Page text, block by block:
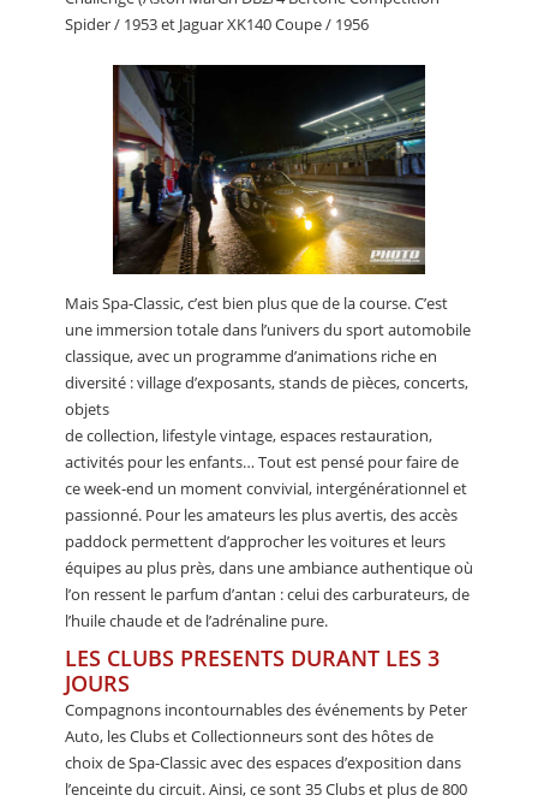
Spider / 1953 et Jaguar XK140 Coupe / 1956
Mais Spa-Classic, c’est bien plus que de la course. C’est
une immersion totale dans l’univers du sport automobile
classique, avec un programme d’animations riche en
diversité : village d’exposants, stands de pièces, concerts,
objets
de collection, lifestyle vintage, espaces restauration,
activités pour les enfants… Tout est pensé pour faire de
ce week-end un moment convivial, intergénérationnel et
passionné. Pour les amateurs les plus avertis, des accès
paddock permettent d’approcher les voitures et leurs
équipes au plus près, dans une ambiance authentique où
l’on ressent le parfum d’antan : celui des carburateurs, de
l’huile chaude et de l’adrénaline pure.
LES CLUBS PRESENTS DURANT LES 3
JOURS
Compagnons incontournables des événements by Peter
Auto, les Clubs et Collectionneurs sont des hôtes de
choix de Spa-Classic avec des espaces d’exposition dans
l’enceinte du circuit. Ainsi, ce sont 35 Clubs et plus de 800